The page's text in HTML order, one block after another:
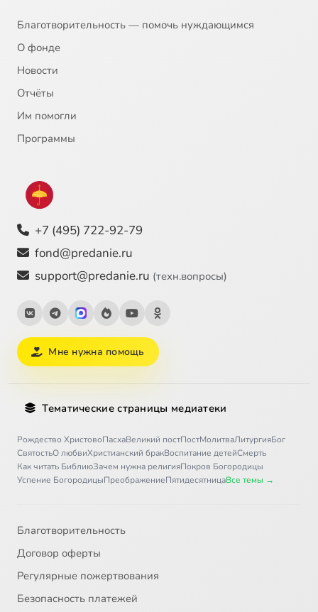
Благотворительность — помочь нуждающимся
О фонде
Новости
Отчёты
Им помогли
Программы
+7 (495) 722-92-79
fond@predanie.ru
support@predanie.ru (техн.вопросы)
Мне нужна помощь
Тематические страницы медиатеки
Рождество ХристовоПасхаВеликий постПостМолитваЛитургияБог
СвятостьО любвиХристианский бракВоспитание детейСмерть
Как читать БиблиюЗачем нужна религияПокров Богородицы
Успение БогородицыПреображениеПятидесятницаВсе темы →
Благотворительность
Договор оферты
Регулярные пожертвования
Безопасность платежей